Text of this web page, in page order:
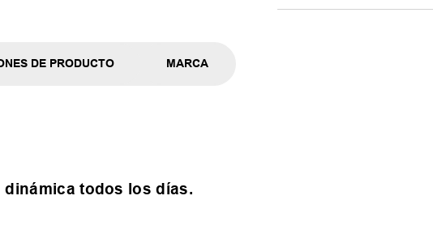
DE PRODUCTO MARCA
todos los días.